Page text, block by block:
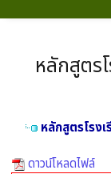
หลักสูตร
หลักสูตรโรง
ดาวน์โหลดไฟล์